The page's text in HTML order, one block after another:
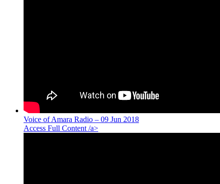
Voice of Amara Radio – 09 Jun 2018
Access Full Content /a>